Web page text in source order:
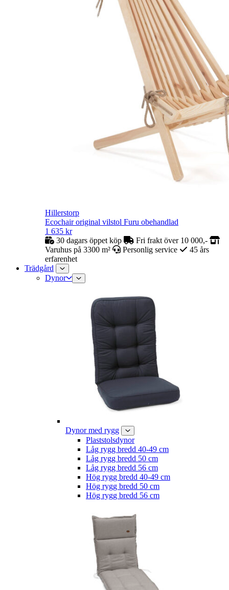
Hillerstorp
Ecochair original vilstol Furu obehandlad
1 635 kr
30 dagars öppet köp
Fri frakt över 10 000,-
Varuhus på 3300 m²
Personlig service
45 års
erfarenhet
Trädgård
Dynor
Dynor med rygg
Plaststolsdynor
Låg rygg bredd 40-49 cm
Låg rygg bredd 50 cm
Låg rygg bredd 56 cm
Hög rygg bredd 40-49 cm
Hög rygg bredd 50 cm
Hög rygg bredd 56 cm